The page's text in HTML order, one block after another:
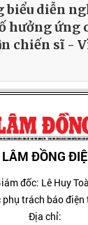
biểu diễn
hưởng ứng
chiến sĩ -
LÂM ĐỒNG
đốc: Lê Huy
phụ trách báo điện
Địa chỉ: